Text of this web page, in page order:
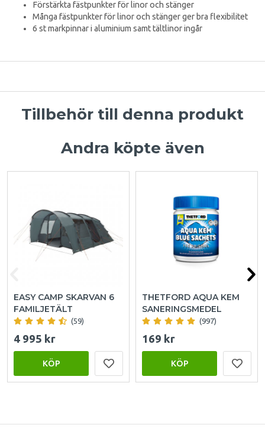
Förstärkta fästpunkter för linor och stänger
Många fästpunkter för linor och stänger ger bra flexibilitet
6 st markpinnar i aluminium samt tältlinor ingår
Tillbehör till denna produkt
Andra köpte även
EASY CAMP SKARVAN 6
FAMILJETÄLT
(59)
4 995 kr
KÖP
THETFORD AQUA KEM
SANERINGSMEDEL
(997)
169 kr
KÖP